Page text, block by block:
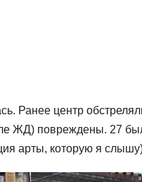
Ранее центр
ЖД) повреждены. 27
арты, которую я